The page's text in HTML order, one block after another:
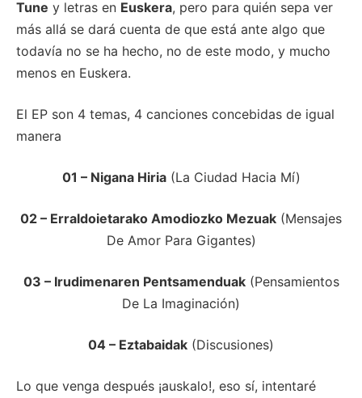
Tune y letras en Euskera, pero para quién sepa ver
más allá se dará cuenta de que está ante algo que
todavía no se ha hecho, no de este modo, y mucho
menos en Euskera.
El EP son 4 temas, 4 canciones concebidas de igual
manera
01 – Nigana Hiria(La Ciudad Hacia Mí)
02 – Erraldoietarako Amodiozko Mezuak (Mensajes
De Amor Para Gigantes)
03 – Irudimenaren Pentsamenduak(Pensamientos
De La Imaginación)
04 – Eztabaidak (Discusiones)
Lo que venga después ¡auskalo!, eso sí, intentaré